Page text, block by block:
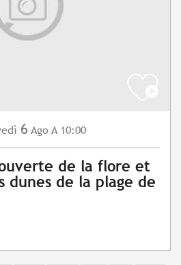
6 Ago A 10:00
de la flore et
dunes de la plage de